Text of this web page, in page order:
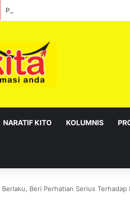
Pelantikan sebagai Exco satu amanah
NARATIF KITO KOLUMNIS
Beri Perhatian Serius